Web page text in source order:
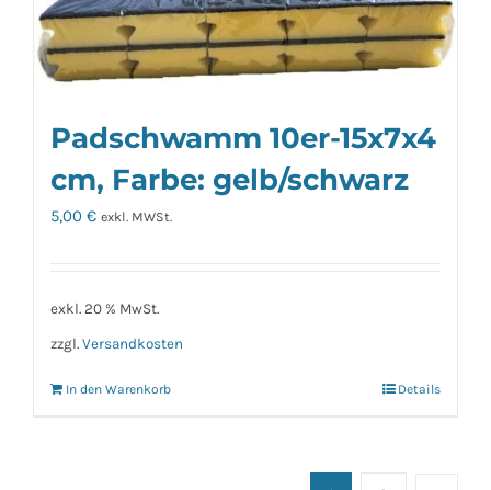
mehrere
Varianten
auf.
Optionen
auf
Padschwamm 10er-15x7x4
cm, Farbe: gelb/schwarz
5,00 € exkl. MWSt.
exkl. 20 % MwSt.
zzgl. Versandkosten
In den Warenkorb Details